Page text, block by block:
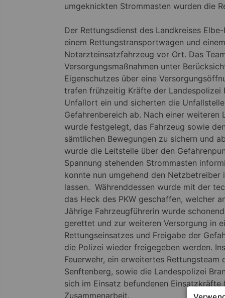
umgeknickten Strommasten wurden die
Der Rettungsdienst des Landkreises
einem Rettungstransportwagen und einem
Notarzteinsatzfahrzeug vor Ort. Das
Versorgungsmaßnahmen unter
Eigenschutzes über eine
trafen frühzeitig Kräfte der Landespolizei
Unfallort ein und sicherten die
Gefahrenbereich ab. Nach einer weiteren
wurde festgelegt, das Fahrzeug sowie
sämtlichen Bewegungen zu sichern und
wurde die Leitstelle über den
Spannung stehenden Strommasten
konnte nun umgehend den
lassen. Währenddessen wurde mit der
das Heck des PKW geschaffen, welcher
Jährige Fahrzeugführerin wurde
gerettet und zur weiteren Versorgung in
Rettungseinsatzes und Freigabe der
die Polizei wieder freigegeben werden.
Feuerwehr, ein erweitertes
Senftenberg, sowie die Landespolizei
sich im Einsatz befundenen
Zusammenarbeit.